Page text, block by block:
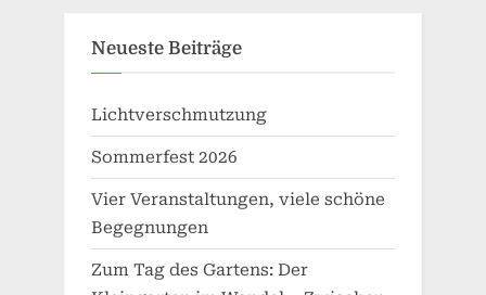
Neueste Beiträge
Lichtverschmutzung
Sommerfest 2026
Vier Veranstaltungen, viele schöne
Begegnungen
Zum Tag des Gartens: Der